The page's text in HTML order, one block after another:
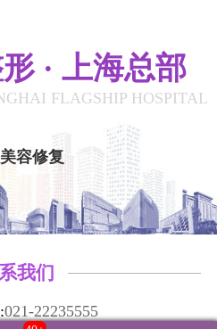
· 上海总部
FLAGSHIP HOSPITAL
容修复
我们
021-22235555